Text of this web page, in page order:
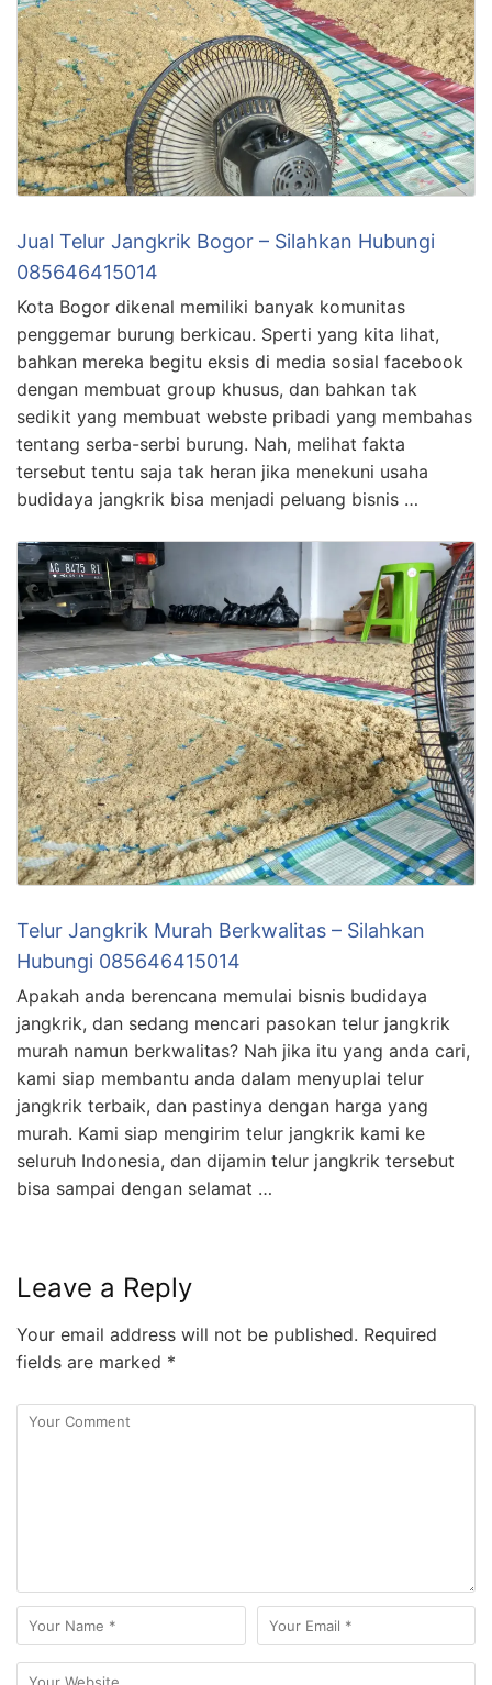
Jual Telur Jangkrik Bogor – Silahkan Hubungi
085646415014
Kota Bogor dikenal memiliki banyak komunitas
penggemar burung berkicau. Sperti yang kita lihat,
bahkan mereka begitu eksis di media sosial facebook
dengan membuat group khusus, dan bahkan tak
sedikit yang membuat webste pribadi yang membahas
tentang serba-serbi burung. Nah, melihat fakta
tersebut tentu saja tak heran jika menekuni usaha
budidaya jangkrik bisa menjadi peluang bisnis …
Telur Jangkrik Murah Berkwalitas – Silahkan
Hubungi 085646415014
Apakah anda berencana memulai bisnis budidaya
jangkrik, dan sedang mencari pasokan telur jangkrik
murah namun berkwalitas? Nah jika itu yang anda cari,
kami siap membantu anda dalam menyuplai telur
jangkrik terbaik, dan pastinya dengan harga yang
murah. Kami siap mengirim telur jangkrik kami ke
seluruh Indonesia, dan dijamin telur jangkrik tersebut
bisa sampai dengan selamat …
Leave a Reply
Your email address will not be published. Required
fields are marked *